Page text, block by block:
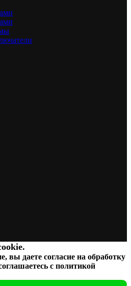
вы даете согласие на обработку
c политикой